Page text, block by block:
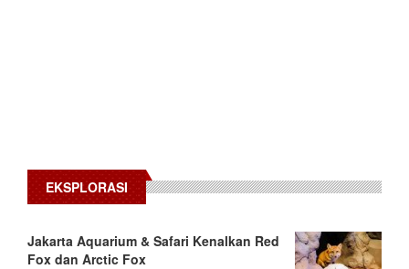
EKSPLORASI
Jakarta Aquarium & Safari Kenalkan Red
Fox dan Arctic Fox